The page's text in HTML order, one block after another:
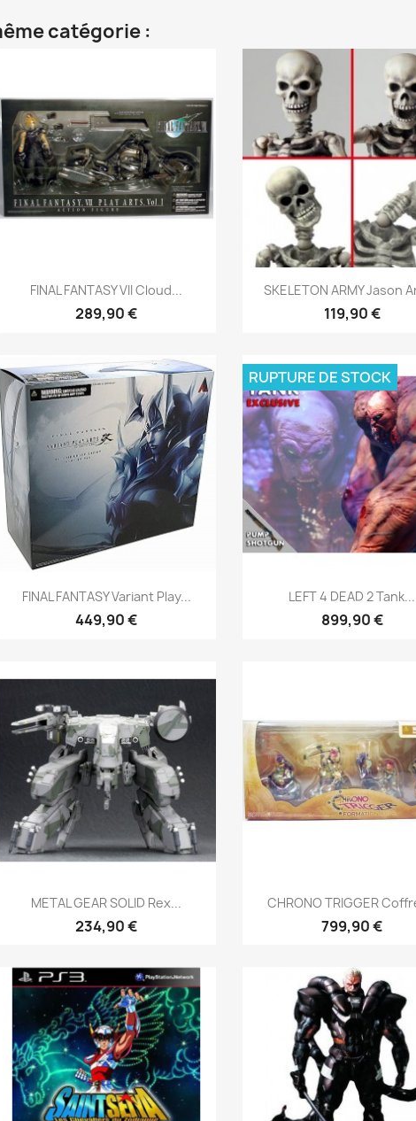
catégorie :
Aperçu rapide
FINAL FANTASY VII Cloud...
289,90 €
Aperçu rapide
SKELETON ARMY Jason
119,90 €
Aperçu rapide
FINAL FANTASY Variant Play...
449,90 €
Aperçu rapide
LEFT 4 DEAD 2 Tank...
899,90 €
RUPTURE DE STOCK
Aperçu rapide
METAL GEAR SOLID Rex...
234,90 €
Aperçu rapide
CHRONO TRIGGER
799,90 €